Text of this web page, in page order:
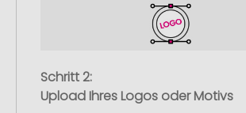
Schritt 2:
Upload Ihres Logos oder Motivs